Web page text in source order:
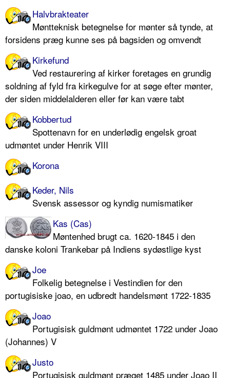
Halvbrakteater
Møntteknisk betegnelse for mønter så tynde, at
forsidens præg kunne ses på bagsiden og omvendt
Kirkefund
Ved restaurering af kirker foretages en grundig
soldning af fyld fra kirkegulve for at søge efter mønter,
der siden middelalderen eller før kan være tabt
Kobbertud
Spottenavn for en underlødig engelsk groat
udmøntet under Henrik VIII
Korona
Keder, Nils
Svensk assessor og kyndig numismatiker
Kas (Cas)
Møntenhed brugt ca. 1620-1845 i den
danske koloni Trankebar på Indiens sydøstlige kyst
Joe
Folkelig betegnelse i Vestindien for den
portugisiske joao, en udbredt handelsmønt 1722-1835
Joao
Portugisisk guldmønt udmøntet 1722 under Joao
(Johannes) V
Justo
Portugisisk guldmønt præget 1485 under Joao II